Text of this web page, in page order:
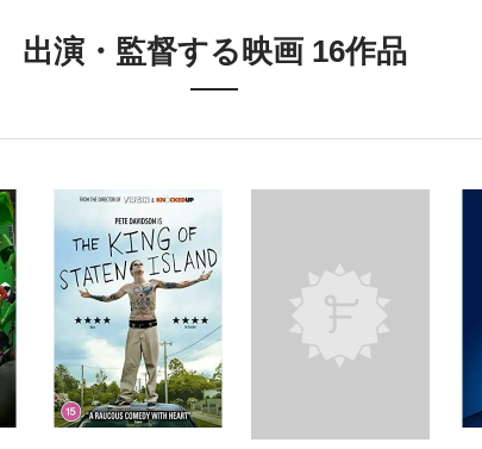
出演・監督する映画 16作品